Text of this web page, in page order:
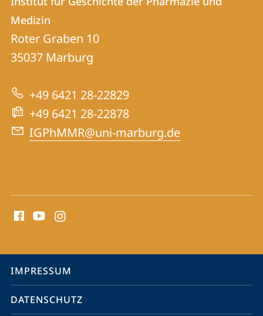
und
Informationen
zur
Website
Institut
für
Geschichte
Pharmazie
und
Medizin
Medizin
Roter Graben 10
35037 Marburg
+49 6421 28-22829
+49 6421 28-22878
IGPhMMR@uni-marburg.de
Media
Service-
Navigation
IMPRESSUM
DATENSCHUTZ